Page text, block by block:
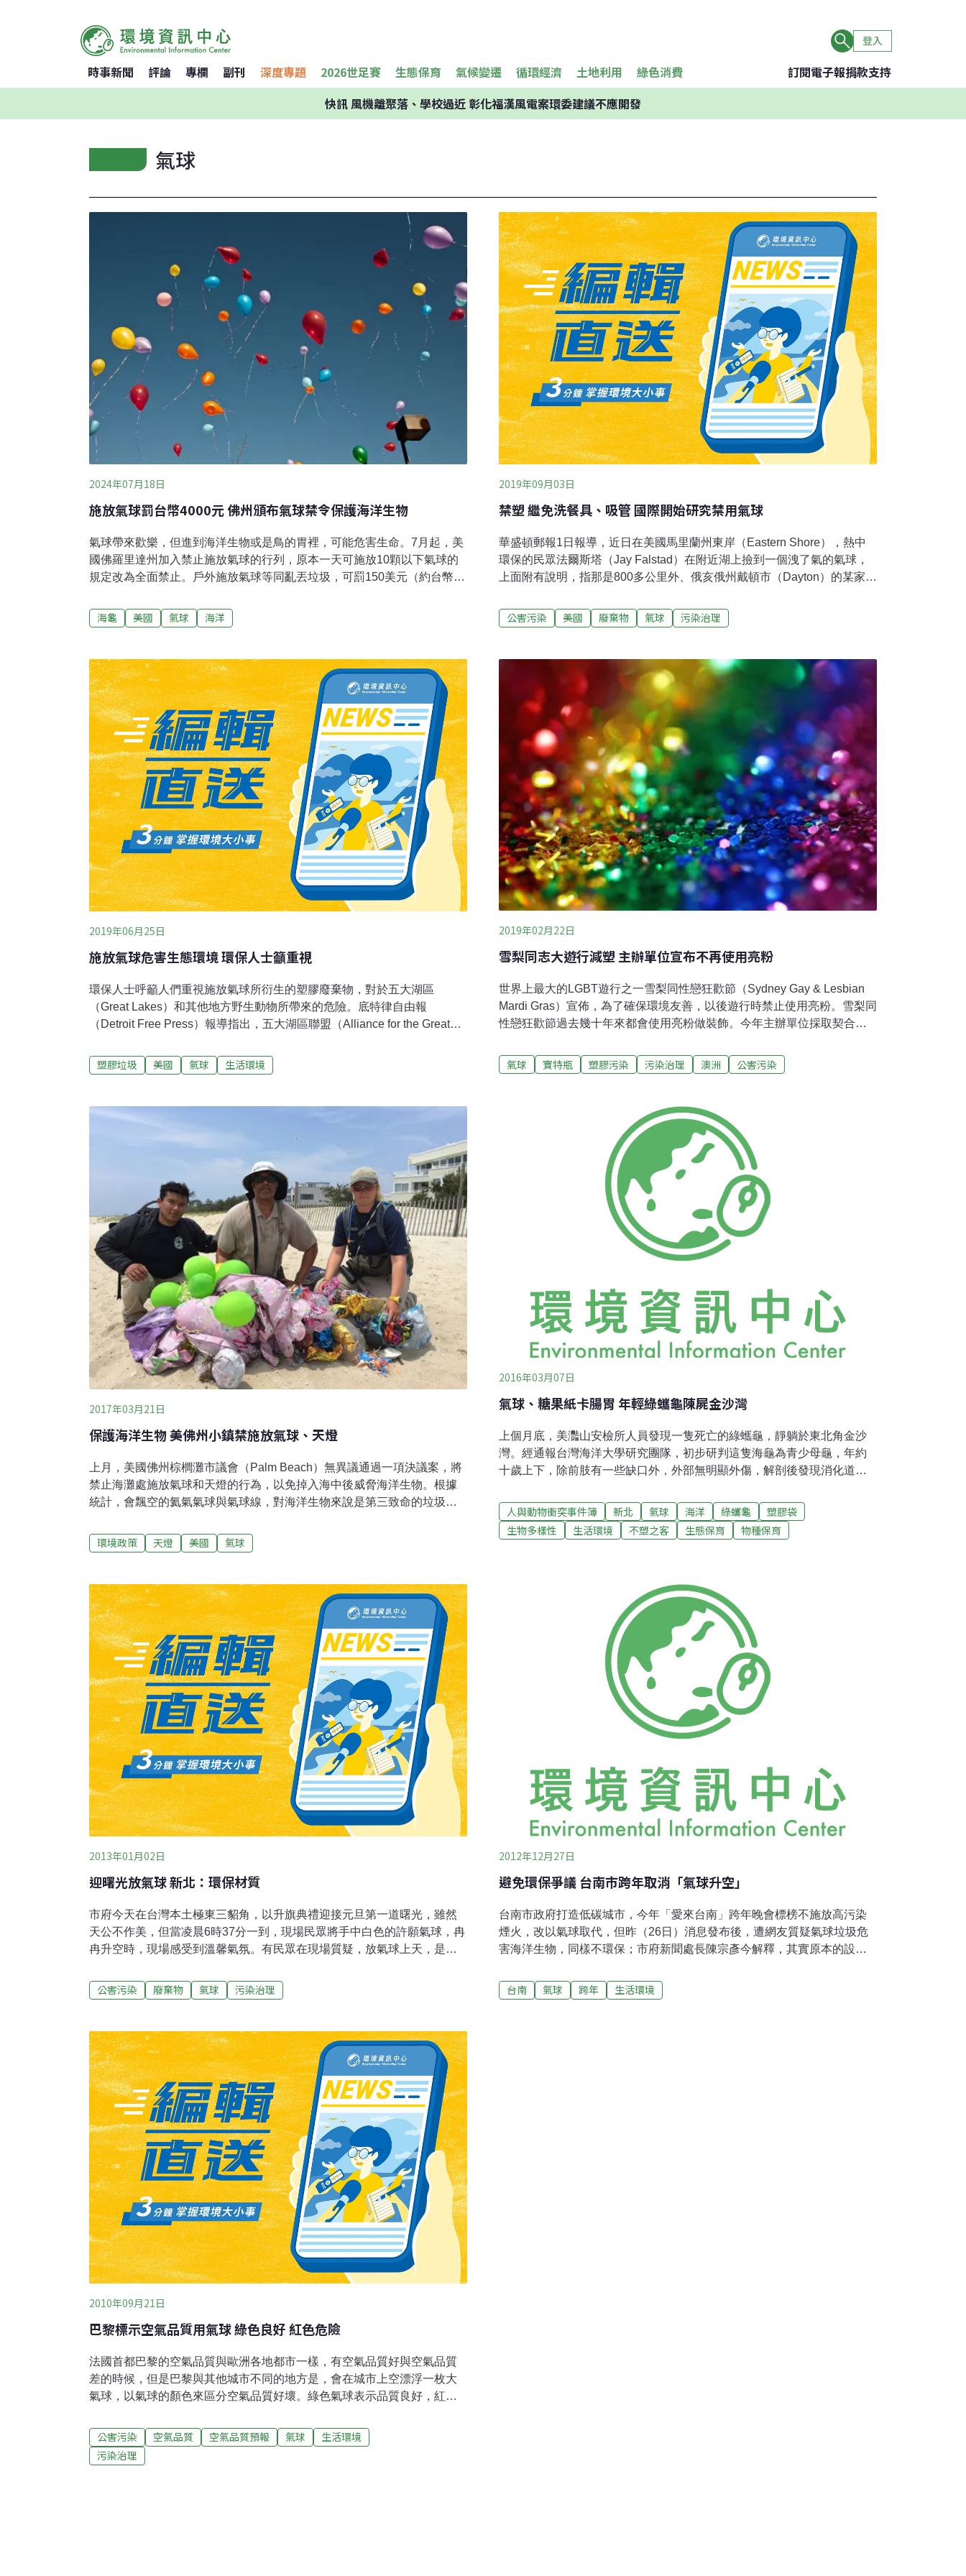
登入
時事新聞 評論 專欄 副刊 深度專題 2026世足賽 生態保育 氣候變遷 循環經濟 土地利用 綠色消費 訂閱電子報捐款支持
快訊風機離聚落、學校過近 彰化福漢風電案環委建議不應開發
氣球
2024年07月18日
施放氣球罰台幣4000元 佛州頒布氣球禁令保護海洋生物
氣球帶來歡樂，但進到海洋生物或是鳥的胃裡，可能危害生命。7月起，美
國佛羅里達州加入禁止施放氣球的行列，原本一天可施放10顆以下氣球的
規定改為全面禁止。戶外施放氣球等同亂丟垃圾，可罰150美元（約台幣
原本的氣球規範一個人24小時內能施放10顆以下的氣球，新法改為全面禁
止。氣象氣球、研究用氣球、升空後還能回收使用的氣球不受限制。原本
將它們當作是水母吃掉，海鳥、鯨魚和其他海洋生物也可能誤食，因而阻
塞消化系統。此外，也有照片拍到氣球線纏繞海鳥。美國海洋保育協會
（Ocean Conservancy）指出，氣球是海鳥殺手，氣球殺死海鳥的機率比
硬塑膠高出32倍。另一項研究指出，海龜吃掉的橡膠碎片中，78%是氣球
碎片。
海龜 美國 氣球 海洋
2019年09月03日
禁塑 繼免洗餐具、吸管 國際開始研究禁用氣球
華盛頓郵報1日報導，近日在美國馬里蘭州東岸（Eastern Shore），熱中
環保的民眾法爾斯塔（Jay Falstad）在附近湖上撿到一個洩了氣的氣球，
上面附有說明，指那是800多公里外、俄亥俄州戴頓市（Dayton）的某家人
氣球的人回電。這項氣球實驗的時機，正值美國禁止施放氫氣球這項趨勢
開展之際。許多人現在認為，施放氣球就等同於隨便丟棄，造成「氣球污
法爾斯塔的推動下，他住家所屬的安妮皇后郡上週通過氣球禁令，違者將
罰250美元（約台幣8000元）。不過那項規定排除了「非故意疏失」。根
據全美州立法會議的資訊，目前全美至少有五個州及超過12個城市已有某
種形式的氣球禁令，包括維吉尼亞州及巴爾的摩市，其他還有六個以上的
州近年考慮立法禁止。
公害污染 美國 廢棄物 氣球 污染治理
2019年06月25日
施放氣球危害生態環境 環保人士籲重視
環保人士呼籲人們重視施放氣球所衍生的塑膠廢棄物，對於五大湖區
（Great Lakes）和其他地方野生動物所帶來的危險。底特律自由報
（Detroit Free Press）報導指出，五大湖區聯盟（Alliance for the Great
氣球或氣球碎片，或氣球繩。密西根州立大學環境暨永續發展學院的歐布
萊恩（Lara O'Brien）表示，一份3月出版的澳洲研究報告，發現氣球對海
田納西州、維吉尼亞州五個州都通過立法，限制或禁止刻意施放（氣
新澤西州、紐約州、羅德島州、緬因州等其他八州的立法機關考慮制定類
塑膠垃圾 美國 氣球 生活環境
2019年02月22日
雪梨同志大遊行減塑 主辦單位宣布不再使用亮粉
世界上最大的LGBT遊行之一雪梨同性戀狂歡節（Sydney Gay & Lesbian
Mardi Gras）宣佈，為了確保環境友善，以後遊行時禁止使用亮粉。雪梨同
性戀狂歡節過去幾十年來都會使用亮粉做裝飾。今年主辦單位採取契合永
Casu）表示，活動過去每年都從中國進口約3噸亮粉。「這些亮粉會進入
排水溝中，最終流入我們的海洋，被魚吃下肚，出現在蟹殼和牡蠣中，」
片製成。薄塑膠片塗上鋁等反光物質後，經切割成數百萬個微小的微塑膠
片。這些微塑膠很容易進入陸地和海洋的食物鏈，科學家尚未完全了解這
對野生動物的影響。與任何其他塑膠一樣，亮粉是由化石燃料製成的，因
此生產亮粉也具有相當大的碳足跡。基於這些原因，近年來環保主義者呼
籲活動產業別再使用亮粉和其他塑膠。澳洲許多節日活
氣球 寶特瓶 塑膠污染 污染治理 澳洲 公害污染
2017年03月21日
保護海洋生物 美佛州小鎮禁施放氣球、天燈
上月，美國佛州棕櫚灘市議會（Palm Beach）無異議通過一項決議案，將
禁止海灘處施放氣球和天燈的行為，以免掉入海中後威脅海洋生物。根據
統計，會飄空的氦氣氣球與氣球線，對海洋生物來說是第三致命的垃圾；
片，令人揪心；此外，氣球洩氣後長得就像水母，容易遭海龜和其他海洋
生物誤食。當地媒體報導，市議員林賽（Bobbie Lindsay）指出，加州最
因此鎮上決定建立更嚴苛、更能保護環境的規範。海龜產卵季 岸邊可撿近
千個氣球殘骸當地朱諾海灘的海洋生物中心（Loggerhead Marinelife
Center）最先發現氣球和天燈會造成海洋環境問題，「他們發現海龜和其
他海洋生物會誤食洩氣氣球的直接證據。」該中心指出，洩氣的氣球長得
像海龜和其他海洋生物的主食水母。
環境政策 天燈 美國 氣球
2016年03月07日
氣球、糖果紙卡腸胃 年輕綠蠵龜陳屍金沙灣
上個月底，美灩山安檢所人員發現一隻死亡的綠蠵龜，靜躺於東北角金沙
灣。經通報台灣海洋大學研究團隊，初步研判這隻海龜為青少母龜，年約
十歲上下，除前肢有一些缺口外，外部無明顯外傷，解剖後發現消化道塞
糖果紙也入列；研究人員研判，疑因難以消化的塑料佔據食道、胃部，無
法進食致死。海洋大學教授程一駿表示，海漂影響海洋生態議題已延燒半
世紀，但因遠離人類生活，切身感不高而未有警覺；國人關注海龜處境之
窒息或阻塞消化系統。這些塑料依成分不同，大約需要20～450年才會被分
解；過程中，塑膠垃圾不斷地破碎成塑膠微粒，釋放出有毒物質污染海
域、土壤，並透過食物鏈回到人類的身上。根據荒野保護協會連續幾年
「國際淨灘行動報告」，塑料
人與動物衝突事件簿 新北 氣球 海洋 綠蠵龜
塑膠袋
生物多樣性
生活環境 不塑之客 生態保育 物種保育
2013年01月02日
迎曙光放氣球 新北：環保材質
市府今天在台灣本土極東三貂角，以升旗典禮迎接元旦第一道曙光，雖然
天公不作美，但當凌晨6時37分一到，現場民眾將手中白色的許願氣球，冉
冉升空時，現場感受到溫馨氣氛。有民眾在現場質疑，放氣球上天，是很
初設計活動時已考量過環保問題，施放的氣球屬於可分解、回歸自然的乳
膠氣球，而不是塑膠氣球、錫箔氣球（鋁箔氣球）等。乳膠氣球的材質主
度化學變化。橡皮筋、氣球的硬度、彈性、延展性屬於比較軟的橡膠，時
間也影響硫化速度，所以，很容易硫化而破損、斷裂。乳膠氣球屬於天然
材質，可在大自然中分解。今天的典禮倒數聲中，民眾將手中寫滿對新年
的期待及希望的2000多顆氣球放向天空。市長朱立倫也在兩顆大氣球上寫
下「祝所有市民及國人平安、幸福」的心願。朱立倫主持三貂角升旗典禮
後，也前往靈鷲山無生道場
公害污染 廢棄物 氣球 污染治理
2012年12月27日
避免環保爭議 台南市跨年取消「氣球升空」
台南市政府打造低碳城市，今年「愛來台南」跨年晚會標榜不施放高污染
煙火，改以氣球取代，但昨（26日）消息發布後，遭網友質疑氣球垃圾危
害海洋生物，同樣不環保；市府新聞處長陳宗彥今解釋，其實原本的設計
再構思新的活動來取代。台南市府昨舉辦「2013愛來台南跨年晚會」記者
會，對外宣傳「送夕陽、瘋跨年、迎曙光」跨年三部曲活動，以及31日在
台南 氣球 跨年 生活環境
2010年09月21日
巴黎標示空氣品質用氣球 綠色良好 紅色危險
法國首都巴黎的空氣品質與歐洲各地都市一樣，有空氣品質好與空氣品質
差的時候，但是巴黎與其他城市不同的地方是，會在城市上空漂浮一枚大
氣球，以氣球的顏色來區分空氣品質好壞。綠色氣球表示品質良好，紅色
高掛在塞納河旁邊的巴黎雪鐵龍公園(Parc Andre Citroen)約150公尺上空，
氣球長度為32公尺、寬度為22公尺，填充氣體為氦氣。基於巴黎市內數十
個空氣品質觀測站所檢測到的二氧化碳、臭氣和懸浮顆粒物質濃度等數
公害污染 空氣品質 空氣品質預報 氣球
生活環境
污染治理